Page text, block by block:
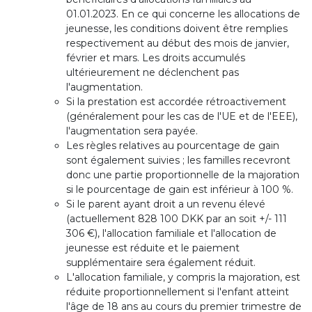
01.01.2023. En ce qui concerne les allocations de
jeunesse, les conditions doivent être remplies
respectivement au début des mois de janvier,
février et mars. Les droits accumulés
ultérieurement ne déclenchent pas
l'augmentation.
Si la prestation est accordée rétroactivement
(généralement pour les cas de l'UE et de l'EEE),
l'augmentation sera payée.
Les règles relatives au pourcentage de gain
sont également suivies ; les familles recevront
donc une partie proportionnelle de la majoration
si le pourcentage de gain est inférieur à 100 %.
Si le parent ayant droit a un revenu élevé
(actuellement 828 100 DKK par an soit +/- 111
306 €), l'allocation familiale et l'allocation de
jeunesse est réduite et le paiement
supplémentaire sera également réduit.
L'allocation familiale, y compris la majoration, est
réduite proportionnellement si l'enfant atteint
l'âge de 18 ans au cours du premier trimestre de